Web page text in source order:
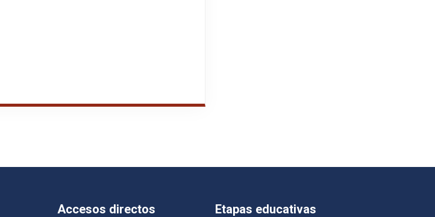
Accesos directos Etapas educativas